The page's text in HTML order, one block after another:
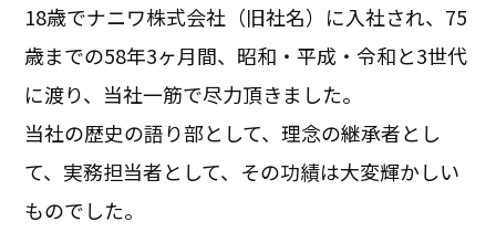
18歳でナニワ株式会社（旧社名）に入社され、75
歳までの58年3ヶ月間、昭和・平成・令和と3世代
に渡り、当社一筋で尽力頂きました。
当社の歴史の語り部として、理念の継承者とし
て、実務担当者として、その功績は大変輝かしい
ものでした。